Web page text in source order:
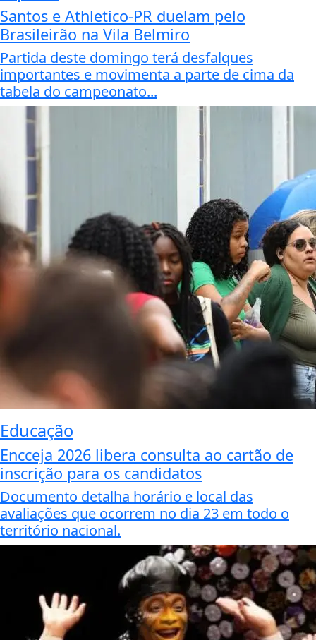
Santos e Athletico-PR duelam pelo
Brasileirão na Vila Belmiro
Partida deste domingo terá desfalques
importantes e movimenta a parte de cima da
tabela do campeonato...
Educação
Encceja 2026 libera consulta ao cartão de
inscrição para os candidatos
Documento detalha horário e local das
avaliações que ocorrem no dia 23 em todo o
território nacional.